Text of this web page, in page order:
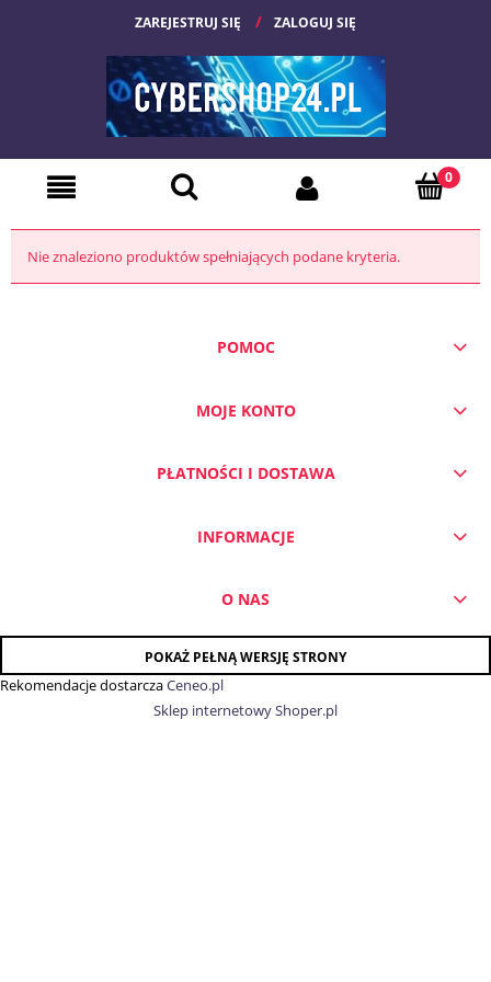
ZAREJESTRUJ SIĘ ZALOGUJ SIĘ
Nie znaleziono produktów spełniających podane kryteria.
POMOC
MOJE KONTO
PŁATNOŚCI I DOSTAWA
INFORMACJE
O NAS
POKAŻ PEŁNĄ WERSJĘ STRONY
Rekomendacje dostarczaCeneo.pl
Sklep internetowy Shoper.pl